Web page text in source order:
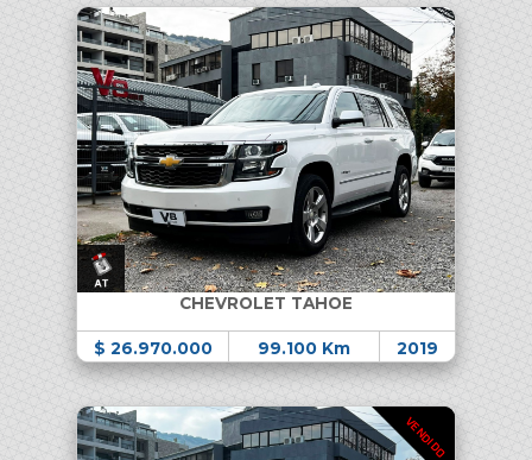
CHEVROLET TAHOE
$ 26.970.000 99.100 Km 2019
VENDIDO